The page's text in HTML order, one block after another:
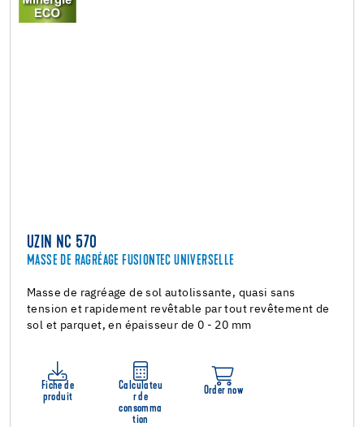
UZIN NC 570
MASSE DE RAGRÉAGE FUSIONTEC UNIVERSELLE
Masse de ragréage de sol autolissante, quasi sans
tension et rapidement revêtable par tout revêtement de
sol et parquet, en épaisseur de 0 - 20 mm
Fiche de
produit
Calculateu
r de
consomma
tion
Order now